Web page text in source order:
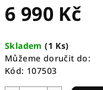
6 990 Kč
cena:
Skladem(1 Ks)
Můžeme doručit do:
Kód: 107503